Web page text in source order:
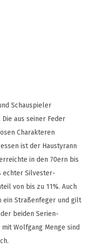
Schauspieler
aus seiner Feder
Charakteren
ist der Haustyrann
in den 70ern bis
echter Silvester-
von bis zu 11%. Auch
ein Straßenfeger und gilt
beiden Serien-
Wolfgang Menge sind